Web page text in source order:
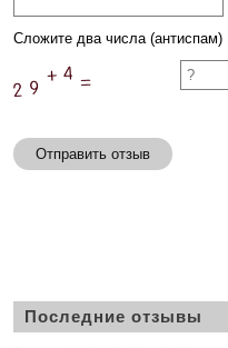
Сложите два числа (антиспам)
Отправить отзыв
Последние отзывы